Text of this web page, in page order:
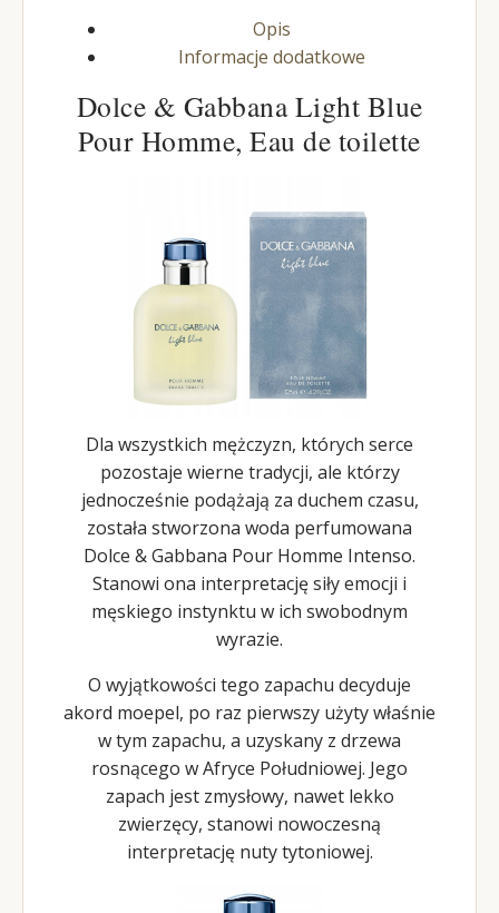
Opis
Informacje dodatkowe
Dolce & Gabbana Light Blue
Pour Homme, Eau de toilette
Dla wszystkich mężczyzn, których serce
pozostaje wierne tradycji, ale którzy
jednocześnie podążają za duchem czasu,
została stworzona woda perfumowana
Dolce & Gabbana Pour Homme Intenso.
Stanowi ona interpretację siły emocji i
męskiego instynktu w ich swobodnym
wyrazie.
O wyjątkowości tego zapachu decyduje
akord moepel, po raz pierwszy użyty właśnie
w tym zapachu, a uzyskany z drzewa
rosnącego w Afryce Południowej. Jego
zapach jest zmysłowy, nawet lekko
zwierzęcy, stanowi nowoczesną
interpretację nuty tytoniowej.